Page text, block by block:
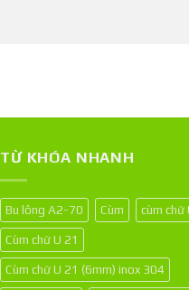
TỪ KHÓA NHANH
Bu lông A2-70 Cùm cùm chữ
Cùm chữ U 21
Cùm chữ U 21 (6mm) inox 304